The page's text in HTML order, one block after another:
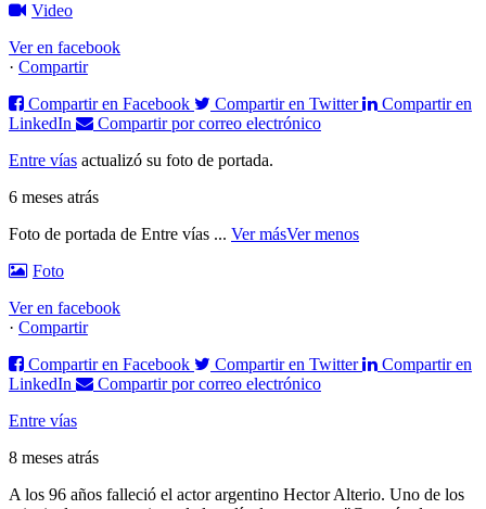
Video
Ver en facebook
· Compartir
Compartir en Facebook
Compartir en Twitter
Compartir en
LinkedIn
Compartir por correo electrónico
Entre vías actualizó su foto de portada.
6 meses atrás
Foto de portada de Entre vías ... Ver másVer menos
Foto
Ver en facebook
· Compartir
Compartir en Facebook
Compartir en Twitter
Compartir en
LinkedIn
Compartir por correo electrónico
Entre vías
8 meses atrás
A los 96 años falleció el actor argentino Hector Alterio. Uno de los